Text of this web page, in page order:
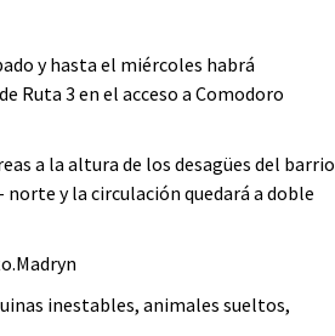
y hasta el miércoles habrá
Ruta 3 en el acceso a Comodoro
a la altura de los desagües del barrio
y la circulación quedará a doble
inestables, animales sueltos,